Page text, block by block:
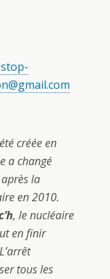
créée en
a changé
la
en 2010.
, le nucléaire
en finir
tous les